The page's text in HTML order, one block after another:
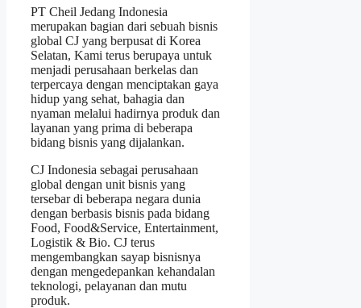
PT Cheil Jedang Indonesia
merupakan bagian dari sebuah bisnis
global CJ yang berpusat di Korea
Selatan, Kami terus berupaya untuk
menjadi perusahaan berkelas dan
terpercaya dengan menciptakan gaya
hidup yang sehat, bahagia dan
nyaman melalui hadirnya produk dan
layanan yang prima di beberapa
bidang bisnis yang dijalankan.
CJ Indonesia sebagai perusahaan
global dengan unit bisnis yang
tersebar di beberapa negara dunia
dengan berbasis bisnis pada bidang
Food, Food&Service, Entertainment,
Logistik & Bio. CJ terus
mengembangkan sayap bisnisnya
dengan mengedepankan kehandalan
teknologi, pelayanan dan mutu
produk.